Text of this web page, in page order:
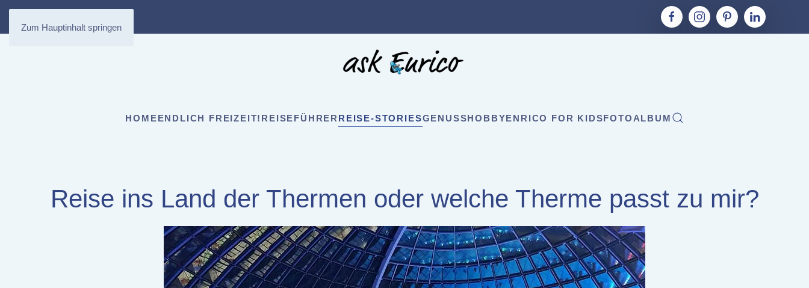
Zum Hauptinhalt springen
HOMEENDLICH FREIZEIT! REISEFÜHRER REISE-STORIESGENUSSHOBBYENRICO FOR KIDSFOTOALBUM
Reise ins Land der Thermen oder welche Therme passt zu mir?